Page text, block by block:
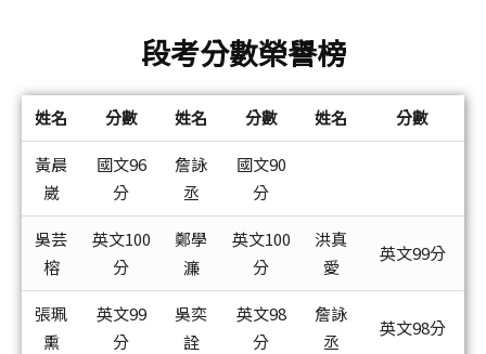
段考分數榮譽榜
姓名 分數 姓名 分數 姓名 分數
黃晨
崴
國文96
分
詹詠
丞
國文90
分
吳芸
榕
英文100
分
鄭學
濂
英文100
分
洪真
愛
英文99分
張珮
熏
英文99
分
吳奕
詮
英文98
分
詹詠
丞
英文98分